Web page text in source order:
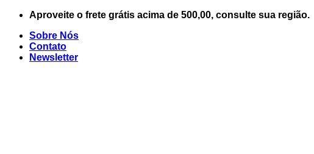
Skip
content
Aproveite o frete grátis acima de 500,00, consulte sua região.
Sobre Nós
Contato
Newsletter